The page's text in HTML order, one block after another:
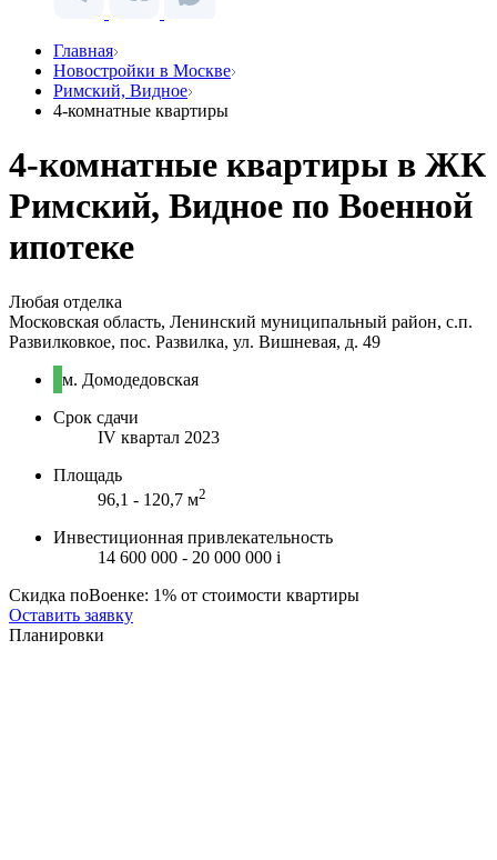
Главная
Новостройки в Москве
Римский, Видное
4-комнатные квартиры
4-комнатные квартиры в ЖК
Римский, Видное по Военной
ипотеке
Любая отделка
Московская область, Ленинский муниципальный район, с.п.
Развилковкое, пос. Развилка, ул. Вишневая, д. 49
м. Домодедовская
Срок сдачи
IV квартал 2023
Площадь
96,1 - 120,7 м2
Инвестиционная привлекательность
14 600 000 - 20 000 000 i
Скидка поВоенке: 1% от стоимости квартиры
Оставить заявку
Планировки